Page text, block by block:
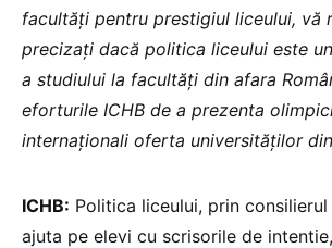
facultăți pentru prestigiul liceului, vă
precizați dacă politica liceului este
a studiului la facultăți din afara
eforturile ICHB de a prezenta
internaționali oferta universităților
ICHB: Politica liceului, prin
ajuta pe elevi cu scrisorile de